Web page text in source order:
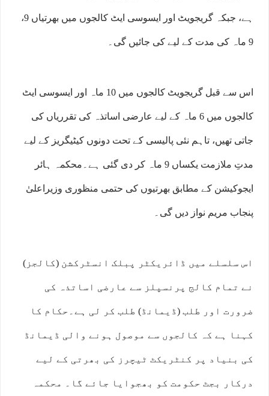
ہے، جبکہ گریجویٹ اور ایسوسی ایٹ کالجوں میں بھرتیاں 9،
9 ماہ کی مدت کے لیے کی جائیں گی۔
اس سے قبل گریجویٹ کالجوں میں 10 ماہ اور ایسوسی ایٹ
کالجوں میں 6 ماہ کے لیے عارضی اساتذہ کی تقرریاں کی
جاتی تھیں، تاہم نئی پالیسی کے تحت دونوں کیٹیگریز کے لیے
مدتِ ملازمت یکساں 9 ماہ کر دی گئی ہے۔محکمہ ہائر
ایجوکیشن کے مطابق بھرتیوں کی حتمی منظوری وزیراعلیٰ
پنجاب مریم نواز دیں گی۔
اس سلسلے میں ڈائریکٹر پبلک انسٹرکشن (کالجز)
نے تمام کالج پرنسپلز سے عارضی اساتذہ کی
ضرورت اور طلب (ڈیمانڈ) طلب کر لی ہے۔حکام کا
کہنا ہے کہ کالجوں سے موصول ہونے والی ڈیمانڈ
کی بنیاد پر کنٹریکٹ ٹیچرز کی بھرتی کے لیے
درکار بجٹ حکومت کو بھجوایا جائے گا۔ محکمہ